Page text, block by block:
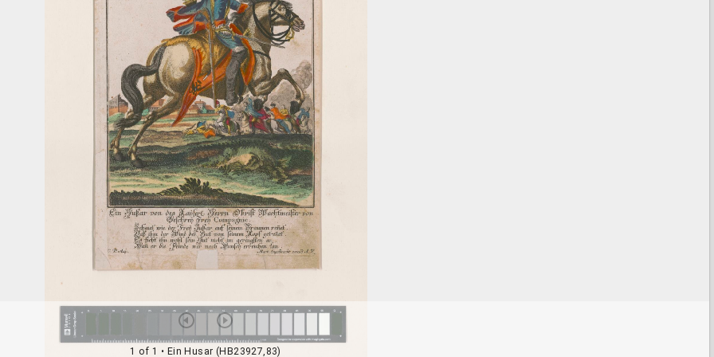
1 of 1 • Ein Husar (HB23927,83)